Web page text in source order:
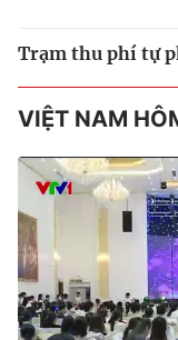
Trạm thu phí tự
VIỆT NAM